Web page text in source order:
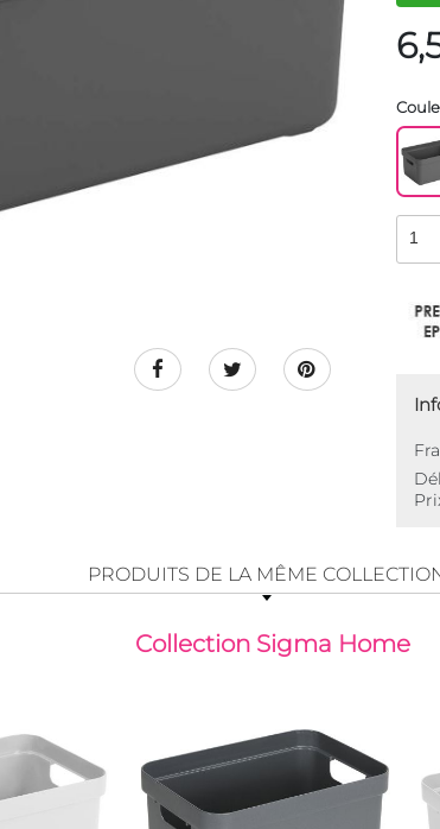
PRODUITS DE LA MÊME
Collection Sigma Home